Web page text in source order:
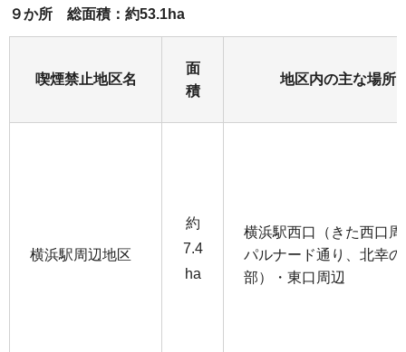
９か所 総面積：約53.1ha
喫煙禁止地区名
面
積
地区内の主な場所
横浜駅周辺地区
約
7.4
ha
横浜駅西口（きた西口
パルナード通り、北幸の
部）・東口周辺